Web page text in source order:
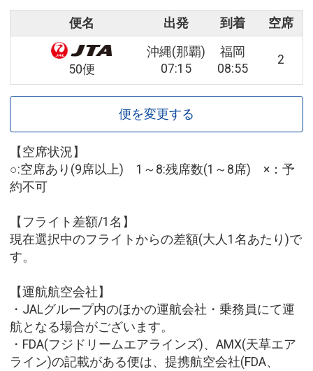
便名 出発 到着 空席
50便
沖縄(那覇)
07:15
福岡
08:55
2
便を変更する
【空席状況】
○:空席あり(9席以上) 1～8:残席数(1～8席) ×：予
約不可
【フライト差額/1名】
現在選択中のフライトからの差額(大人1名あたり)で
す。
【運航航空会社】
・JALグループ内のほかの運航会社・乗務員にて運
航となる場合がございます。
・FDA(フジドリームエアラインズ)、AMX(天草エア
ライン)の記載がある便は、提携航空会社(FDA、